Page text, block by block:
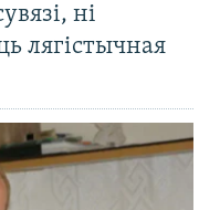
ні
лягістычная